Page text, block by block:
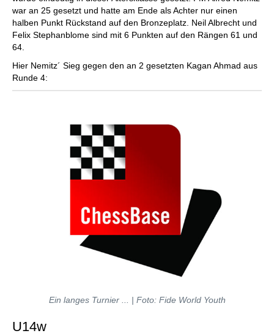
war an 25 gesetzt und hatte am Ende als Achter nur einen
halben Punkt Rückstand auf den Bronzeplatz. Neil Albrecht und
Felix Stephanblome sind mit 6 Punkten auf den Rängen 61 und
64.
Hier Nemitz´ Sieg gegen den an 2 gesetzten Kagan Ahmad aus
Runde 4:
Ein langes Turnier ... | Foto: Fide World Youth
U14w